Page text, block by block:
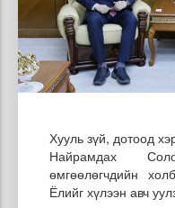
Хууль зүй, дотоод
Найрамдах
өмгөөлөгчдийн
Ёлийг хүлээн авч